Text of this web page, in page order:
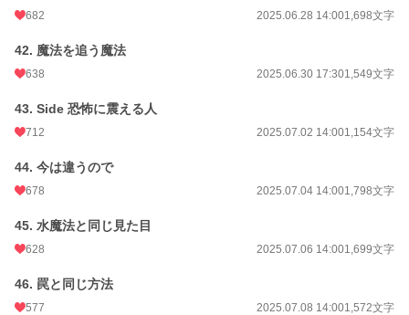
682 2025.06.28 14:001,698文字
42. 魔法を追う魔法
638 2025.06.30 17:301,549文字
43. Side 恐怖に震える人
712 2025.07.02 14:001,154文字
44. 今は違うので
678 2025.07.04 14:001,798文字
45. 水魔法と同じ見た目
628 2025.07.06 14:001,699文字
46. 罠と同じ方法
577 2025.07.08 14:001,572文字